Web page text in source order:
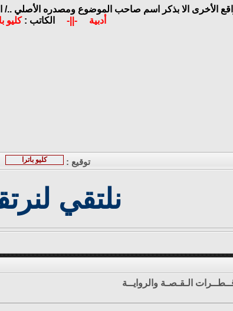
الأخرى الا بذكر اسم صاحب الموضوع ومصدره الأصلي ../
أدبية
-||- الكاتب :كليو
توقيع : كليو باترا
نلتقي
الـقـصـة والروايــة